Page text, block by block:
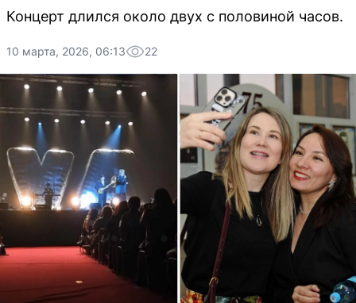
Концерт длился около двух с половиной часов.
10 марта, 2026, 06:13 22